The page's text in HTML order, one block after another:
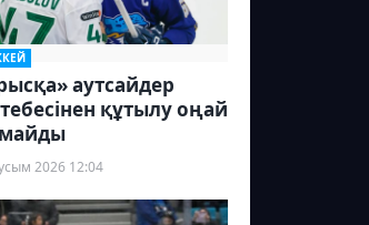
аутсайдер
құтылу оңай
2026 12:04